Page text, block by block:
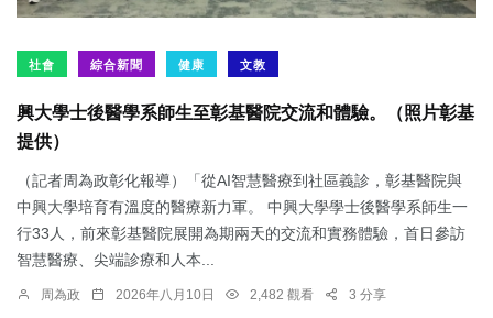
社會 綜合新聞 健康 文教
興大學士後醫學系師生至彰基醫院交流和體驗。（照片彰基
提供）
（記者周為政彰化報導）「從AI智慧醫療到社區義診，彰基醫院與
中興大學培育有溫度的醫療新力軍。 中興大學學士後醫學系師生一
行33人，前來彰基醫院展開為期兩天的交流和實務體驗，首日參訪
智慧醫療、尖端診療和人本...
周為政 2026年八月10日 2,482 觀看 3 分享